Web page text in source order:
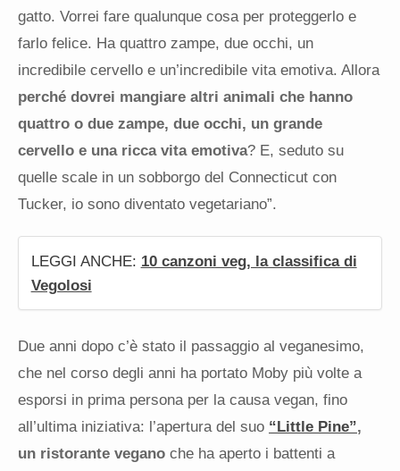
gatto. Vorrei fare qualunque cosa per proteggerlo e
farlo felice. Ha quattro zampe, due occhi, un
incredibile cervello e un’incredibile vita emotiva. Allora
perché dovrei mangiare altri animali che hanno
quattro o due zampe, due occhi, un grande
cervello e una ricca vita emotiva? E, seduto su
quelle scale in un sobborgo del Connecticut con
Tucker, io sono diventato vegetariano”.
LEGGI ANCHE: 10 canzoni veg, la classifica di
Vegolosi
Due anni dopo c’è stato il passaggio al veganesimo,
che nel corso degli anni ha portato Moby più volte a
esporsi in prima persona per la causa vegan, fino
all’ultima iniziativa: l’apertura del suo “Little Pine”,
un ristorante vegano che ha aperto i battenti a